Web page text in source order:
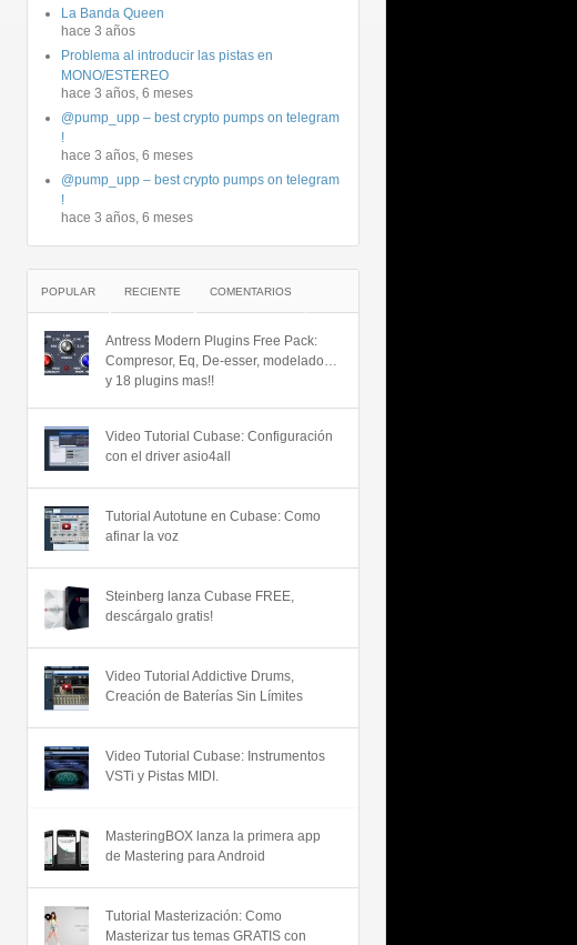
La Banda Queen
hace 3 años
Problema al introducir las pistas en
MONO/ESTEREO
hace 3 años, 6 meses
@pump_upp – best crypto pumps on telegram
!
hace 3 años, 6 meses
@pump_upp – best crypto pumps on telegram
!
hace 3 años, 6 meses
POPULAR RECIENTE COMENTARIOS
Antress Modern Plugins Free Pack:
Compresor, Eq, De-esser, modelado…
y 18 plugins mas!!
Video Tutorial Cubase: Configuración
con el driver asio4all
Tutorial Autotune en Cubase: Como
afinar la voz
Steinberg lanza Cubase FREE,
descárgalo gratis!
Video Tutorial Addictive Drums,
Creación de Baterías Sin Límites
Video Tutorial Cubase: Instrumentos
VSTi y Pistas MIDI.
MasteringBOX lanza la primera app
de Mastering para Android
Tutorial Masterización: Como
Masterizar tus temas GRATIS con